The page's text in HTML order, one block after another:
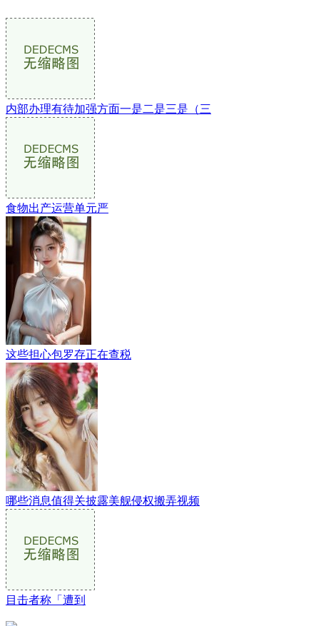
内部办理有待加强方面一是二是三是（三
食物出产运营单元严
这些担心包罗存正在查税
哪些消息值得关披露美舰侵权搬弄视频
目击者称「遭到